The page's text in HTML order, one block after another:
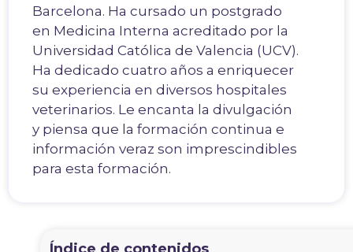
Barcelona. Ha cursado un postgrado
en Medicina Interna acreditado por la
Universidad Católica de Valencia (UCV).
Ha dedicado cuatro años a enriquecer
su experiencia en diversos hospitales
veterinarios. Le encanta la divulgación
y piensa que la formación continua e
información veraz son imprescindibles
para esta formación.